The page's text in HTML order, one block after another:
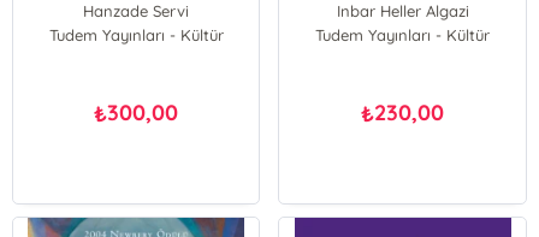
Hanzade Servi
Tudem Yayınları - Kültür
₺300,00
Inbar Heller Algazi
Tudem Yayınları - Kültür
₺230,00